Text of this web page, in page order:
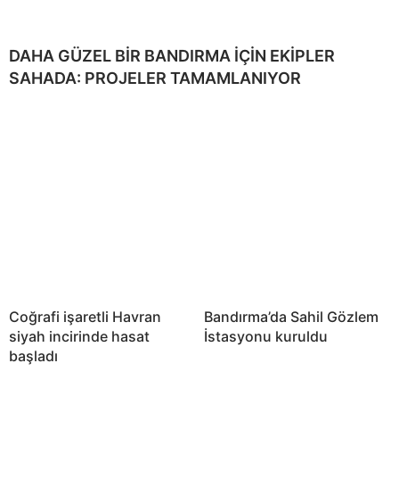
DAHA GÜZEL BİR BANDIRMA İÇİN EKİPLER
SAHADA: PROJELER TAMAMLANIYOR
Coğrafi işaretli Havran
siyah incirinde hasat
başladı
Bandırma’da Sahil Gözlem
İstasyonu kuruldu